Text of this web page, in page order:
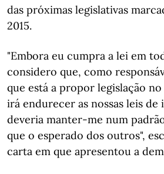
das próximas legislativas
2015.
"Embora eu cumpra a lei em
considero que, como
que está a propor legislação
irá endurecer as nossas leis de
deveria manter-me num
que o esperado dos outros",
carta em que apresentou a